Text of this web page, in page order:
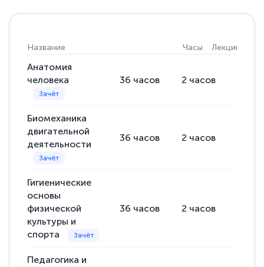
Название Часы Лекции
Анатомия
человека
36 часов 2 часов
Биомеханика
двигательной
деятельности
36 часов 2 часов
Гигиенические
основы
физической
культуры и
спорта
36 часов 2 часов
Педагогика и